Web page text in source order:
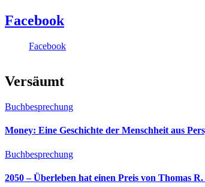
Facebook
Facebook
Versäumt
Buchbesprechung
Money: Eine Geschichte der Menschheit aus
Buchbesprechung
2050 – Überleben hat einen Preis von Thomas